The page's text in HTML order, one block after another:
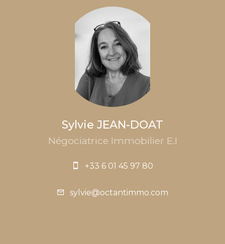
Sylvie JEAN-DOAT
Négociatrice Immobilier E.I
+33 6 01 45 97 80
sylvie@octantimmo.com